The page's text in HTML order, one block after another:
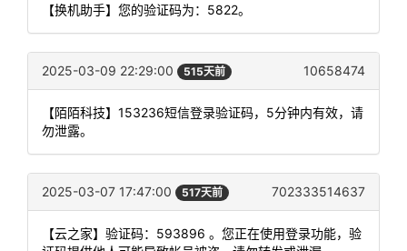
【换机助手】您的验证码为：5822。
2025-03-09 22:29:00 515天前 10658474
【陌陌科技】153236短信登录验证码，5分钟内有效，请
勿泄露。
2025-03-07 17:47:00 517天前 702333514637
【云之家】验证码：593896 。您正在使用登录功能，验